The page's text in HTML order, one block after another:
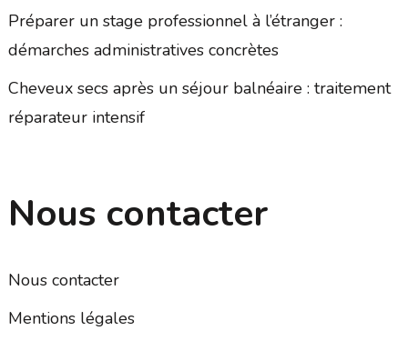
Préparer un stage professionnel à l’étranger :
démarches administratives concrètes
Cheveux secs après un séjour balnéaire : traitement
réparateur intensif
Nous contacter
Nous contacter
Mentions légales